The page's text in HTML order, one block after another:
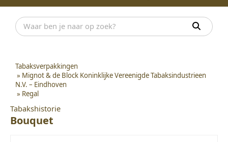
Tabaksverpakkingen
» Mignot & de Block Koninklijke Vereenigde Tabaksindustrieen
N.V. – Eindhoven
» Regal
Tabakshistorie
Bouquet